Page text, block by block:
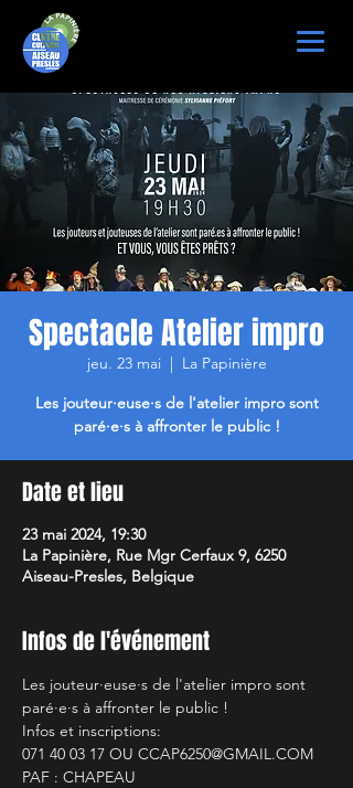
Spectacle Atelier impro
jeu. 23 mai
  |
La Papinière
Les jouteur·euse·s de l'atelier impro sont
paré·e·s à affronter le public !
Date et lieu
23 mai 2024, 19:30
La Papinière, Rue Mgr Cerfaux 9, 6250
Aiseau-Presles, Belgique
Infos de l'événement
Les jouteur·euse·s de l'atelier impro sont
paré·e·s à affronter le public !
Infos et inscriptions:
071 40 03 17 OU CCAP6250@GMAIL.COM
PAF : CHAPEAU